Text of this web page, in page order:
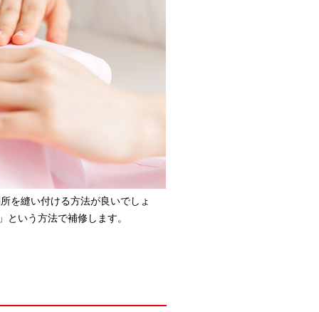
を縫い付ける方法が良いでしょ
いう方法で補修します。